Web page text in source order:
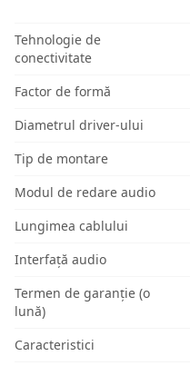
Tehnologie de
conectivitate
Factor de formă
Diametrul driver-ului
Tip de montare
Modul de redare audio
Lungimea cablului
Interfață audio
Termen de garanție (o
lună)
Caracteristici